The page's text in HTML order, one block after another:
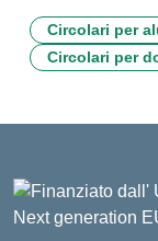
Circolari per
Circolari per